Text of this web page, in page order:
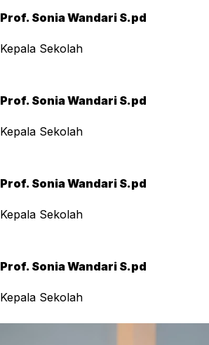
Prof. Sonia Wandari S.pd
Kepala Sekolah
Prof. Sonia Wandari S.pd
Kepala Sekolah
Prof. Sonia Wandari S.pd
Kepala Sekolah
Prof. Sonia Wandari S.pd
Kepala Sekolah